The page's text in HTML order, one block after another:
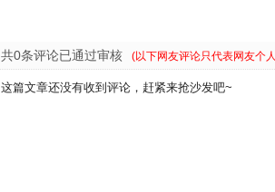
共0条评论已通过审核 (以下网友评论只代表网友个
这篇文章还没有收到评论，赶紧来抢沙发吧~